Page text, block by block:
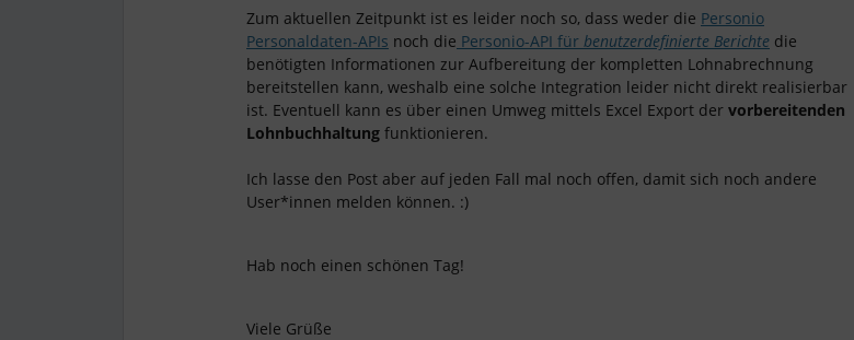
Zum aktuellen Zeitpunkt ist es leider noch so, dass weder die Personio
Personaldaten-APIs noch die Personio-API für benutzerdefinierte Berichte die
benötigten Informationen zur Aufbereitung der kompletten Lohnabrechnung
bereitstellen kann, weshalb eine solche Integration leider nicht direkt realisierbar
ist. Eventuell kann es über einen Umweg mittels Excel Export der vorbereitenden
Lohnbuchhaltung funktionieren.
Ich lasse den Post aber auf jeden Fall mal noch offen, damit sich noch andere
User*innen melden können. :)
Hab noch einen schönen Tag!
Viele Grüße